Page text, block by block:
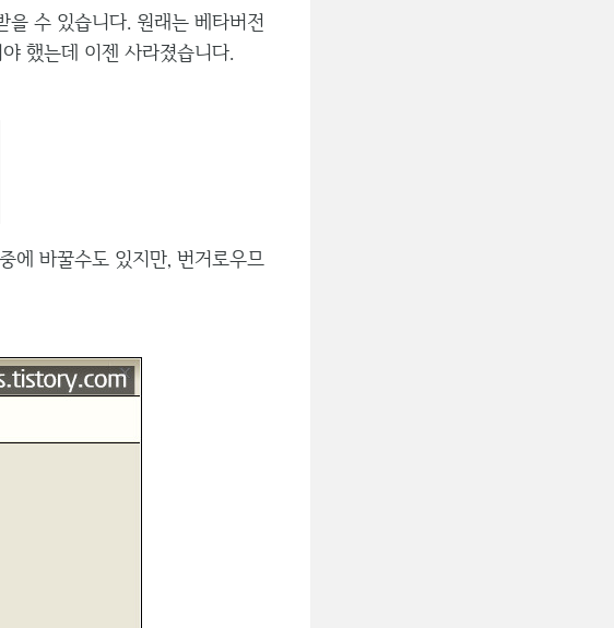
수 있습니다. 원래는 베타버전
했는데 이젠 사라졌습니다.
에 바꿀수도 있지만, 번거로우므